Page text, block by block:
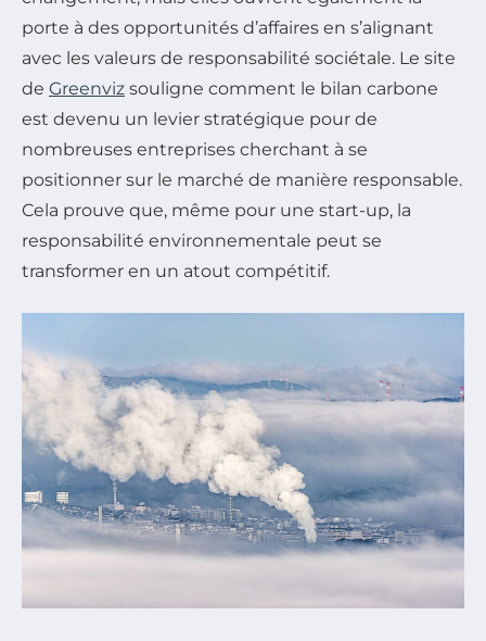
porte à des opportunités d’affaires en s’alignant
avec les valeurs de responsabilité sociétale. Le site
de Greenviz souligne comment le bilan carbone
est devenu un levier stratégique pour de
nombreuses entreprises cherchant à se
positionner sur le marché de manière responsable.
Cela prouve que, même pour une start-up, la
responsabilité environnementale peut se
transformer en un atout compétitif.